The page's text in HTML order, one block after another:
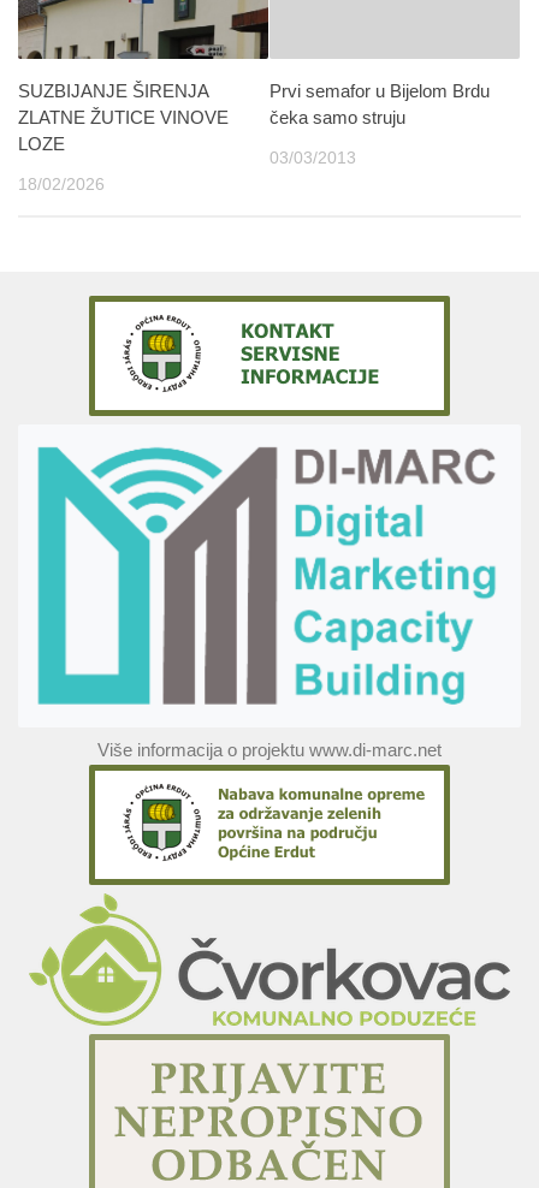
SUZBIJANJE ŠIRENJA
ZLATNE ŽUTICE VINOVE
LOZE
18/02/2026
Prvi semafor u Bijelom Brdu
čeka samo struju
03/03/2013
Više informacija o projektu www.di-marc.net